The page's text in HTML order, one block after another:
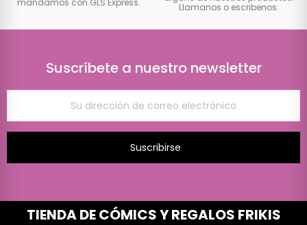
Llamanos o escribenos.
Suscríbete a nuestro newsletter
Suscribirse
TIENDA DE CÓMICS Y REGALOS FRIKIS